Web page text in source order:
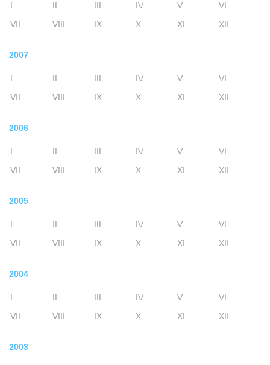
I II III IV V
VI
VII
VIII IX X XI XII
2007
I II III IV V
VI
VII
VIII IX X XI XII
2006
I II III IV V
VI
VII
VIII IX X XI XII
2005
I II III IV V
VI
VII
VIII IX X XI XII
2004
I II III IV V
VI
VII
VIII IX X XI XII
2003